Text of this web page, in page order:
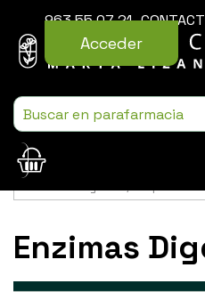
963 55 07 21
Acceder
Usamos cookies para mejorar la
Enzimas